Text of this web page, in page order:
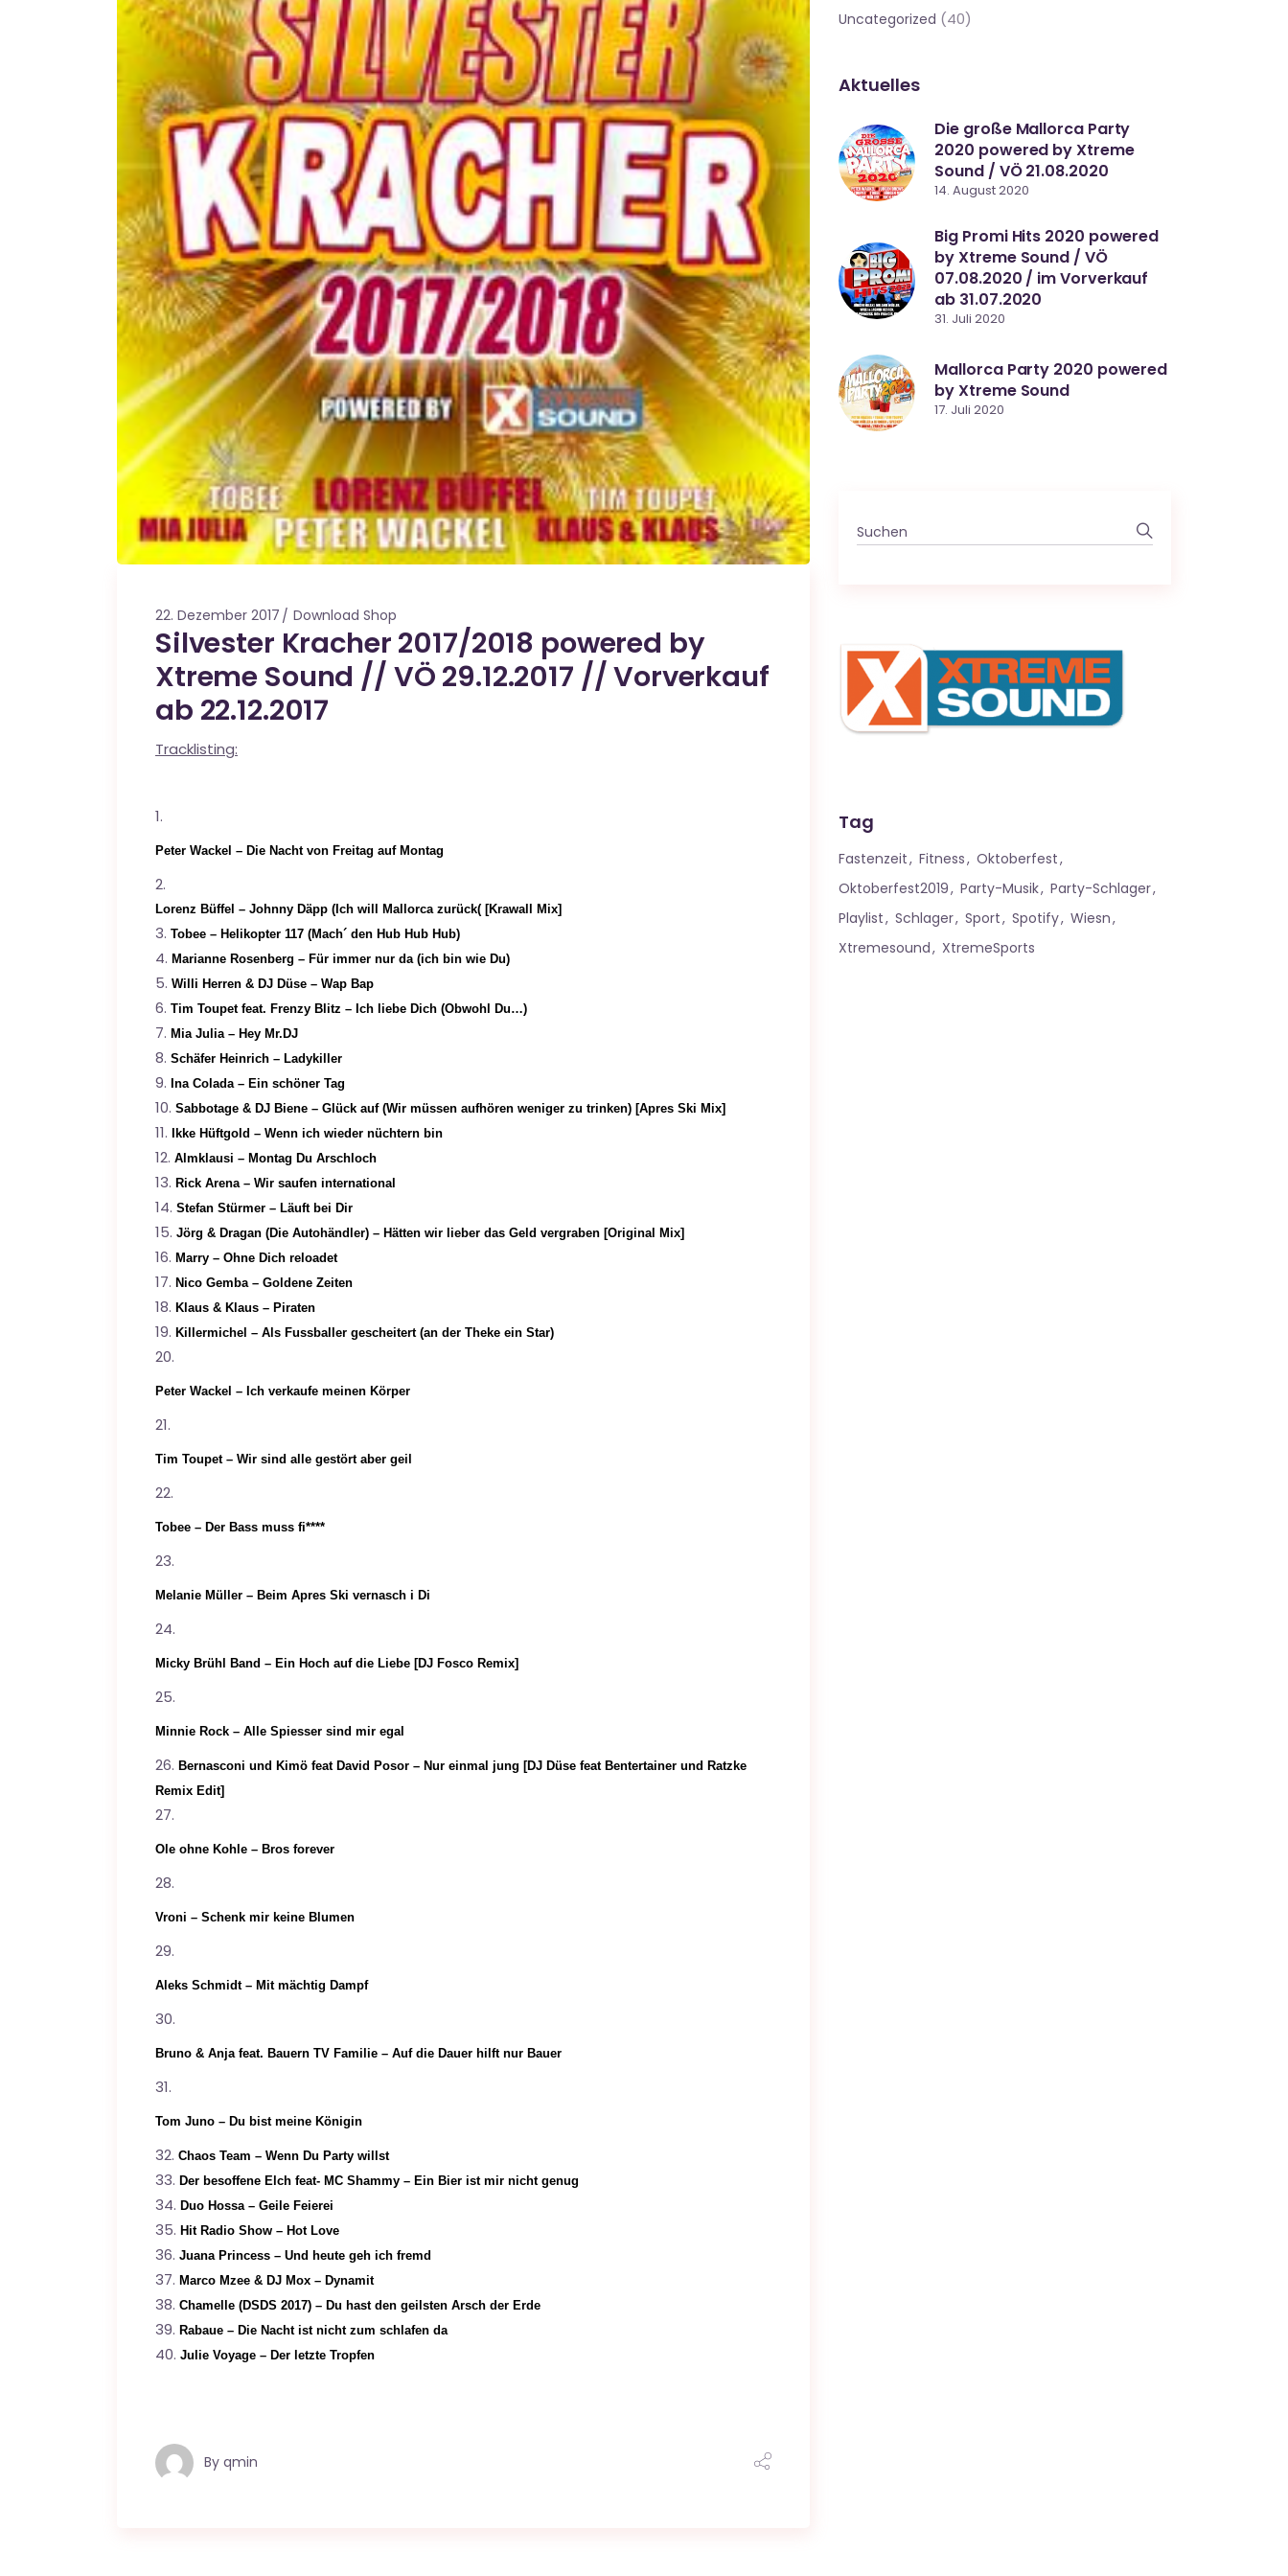
22. Dezember 2017 Download Shop
Silvester Kracher 2017/2018 powered by
Xtreme Sound // VÖ 29.12.2017 // Vorverkauf
ab 22.12.2017
Tracklisting:
Peter Wackel – Die Nacht von Freitag auf Montag
Lorenz Büffel – Johnny Däpp (Ich will Mallorca zurück( [Krawall Mix]
Tobee – Helikopter 117 (Mach´ den Hub Hub Hub)
Marianne Rosenberg – Für immer nur da (ich bin wie Du)
Willi Herren & DJ Düse – Wap Bap
Tim Toupet feat. Frenzy Blitz – Ich liebe Dich (Obwohl Du…)
Mia Julia – Hey Mr.DJ
Schäfer Heinrich – Ladykiller
Ina Colada – Ein schöner Tag
Sabbotage & DJ Biene – Glück auf (Wir müssen aufhören weniger zu trinken) [Apres Ski Mix]
Ikke Hüftgold – Wenn ich wieder nüchtern bin
Almklausi – Montag Du Arschloch
Rick Arena – Wir saufen international
Stefan Stürmer – Läuft bei Dir
Jörg & Dragan (Die Autohändler) – Hätten wir lieber das Geld vergraben [Original Mix]
Marry – Ohne Dich reloadet
Nico Gemba – Goldene Zeiten
Klaus & Klaus – Piraten
Killermichel – Als Fussballer gescheitert (an der Theke ein Star)
Peter Wackel – Ich verkaufe meinen Körper
Tim Toupet – Wir sind alle gestört aber geil
Tobee – Der Bass muss fi****
Melanie Müller – Beim Apres Ski vernasch i Di
Micky Brühl Band – Ein Hoch auf die Liebe [DJ Fosco Remix]
Minnie Rock – Alle Spiesser sind mir egal
Bernasconi und Kimö feat David Posor – Nur einmal jung [DJ Düse feat Bentertainer und Ratzke
Remix Edit]
Ole ohne Kohle – Bros forever
Vroni – Schenk mir keine Blumen
Aleks Schmidt – Mit mächtig Dampf
Bruno & Anja feat. Bauern TV Familie – Auf die Dauer hilft nur Bauer
Tom Juno – Du bist meine Königin
Chaos Team – Wenn Du Party willst
Der besoffene Elch feat- MC Shammy – Ein Bier ist mir nicht genug
Duo Hossa – Geile Feierei
Hit Radio Show – Hot Love
Juana Princess – Und heute geh ich fremd
Marco Mzee & DJ Mox – Dynamit
Chamelle (DSDS 2017) – Du hast den geilsten Arsch der Erde
Rabaue – Die Nacht ist nicht zum schlafen da
Julie Voyage – Der letzte Tropfen
By qmin
Uncategorized (40)
Aktuelles
Die große Mallorca Party
2020 powered by Xtreme
Sound / VÖ 21.08.2020
14. August 2020
Big Promi Hits 2020 powered
by Xtreme Sound / VÖ
07.08.2020 / im Vorverkauf
ab 31.07.2020
31. Juli 2020
Mallorca Party 2020 powered
by Xtreme Sound
17. Juli 2020
Search
for:
Tag
Fastenzeit Fitness
Oktoberfest
Oktoberfest2019
Party-Musik
Party-Schlager
Playlist
Schlager Sport Spotify
Wiesn
Xtremesound
XtremeSports